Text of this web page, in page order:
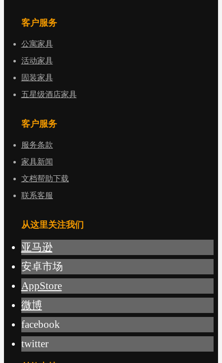
客户服务
公寓家具
活动家具
固装家具
五星级酒店家具
客户服务
服务条款
家具新闻
文档帮助下载
联系客服
从这里关注我们
亚马逊
安卓市场
AppStore
微博
facebook
twitter